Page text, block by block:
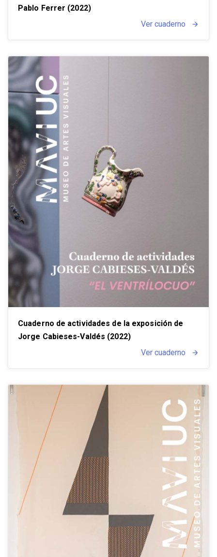
Pablo Ferrer (2022)
Ver cuaderno
arrow_forward
Cuaderno de actividades de la exposición de
Jorge Cabieses-Valdés (2022)
Ver cuaderno
arrow_forward